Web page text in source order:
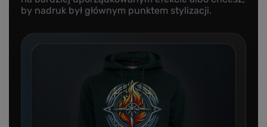
by nadruk był głównym punktem stylizacji.